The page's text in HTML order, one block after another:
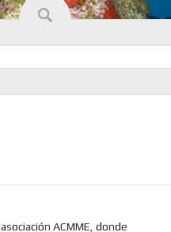
ACMME, donde